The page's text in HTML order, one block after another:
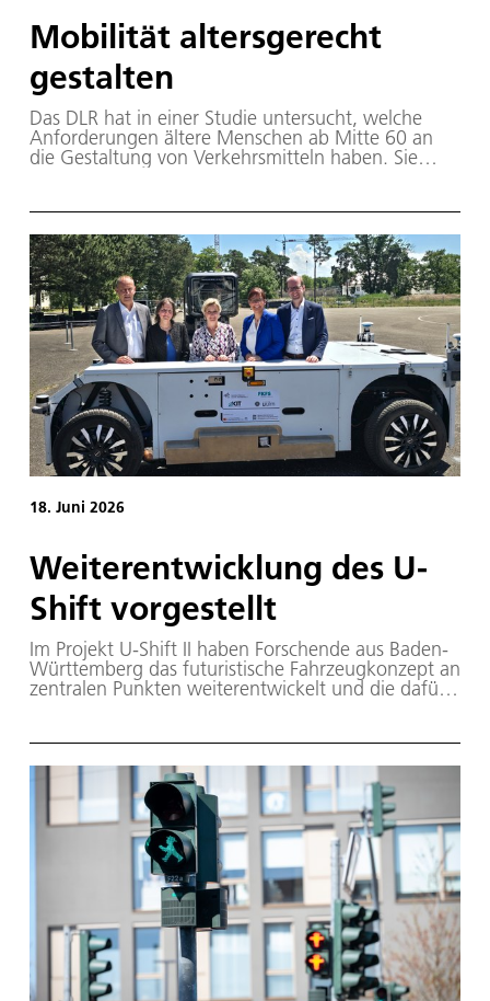
Mobilität altersgerecht
gestalten
Das DLR hat in einer Studie untersucht, welche
Anforderungen ältere Menschen ab Mitte 60 an
die Gestaltung von Verkehrsmitteln haben. Sie
werden.
18. Juni 2026
Weiterentwicklung des U-
Shift vorgestellt
Im Projekt U-Shift II haben Forschende aus Baden-
Württemberg das futuristische Fahrzeugkonzept an
zentralen Punkten weiterentwickelt und die dafür